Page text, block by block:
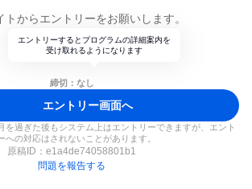
トからエントリーをお願いします。
エントリーするとプログラムの詳細案内を
受け取れるようになります
締切：なし
エントリー画面へ
を過ぎた後もシステム上はエントリーできますが、エント
への対応はされないことがあります。
原稿ID： e1a4de74058801b1
問題を報告する